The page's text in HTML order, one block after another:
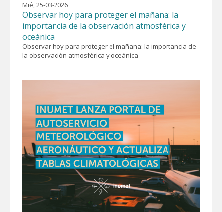
Mié, 25-03-2026
Observar hoy para proteger el mañana: la
importancia de la observación atmosférica y
oceánica
Observar hoy para proteger el mañana: la importancia de
la observación atmosférica y oceánica